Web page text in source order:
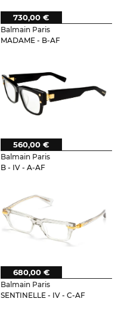
Balmain Paris
MADAME - B-AF
730,00 €
Balmain Paris
B - IV - A-AF
560,00 €
Balmain Paris
SENTINELLE - IV - C-AF
680,00 €